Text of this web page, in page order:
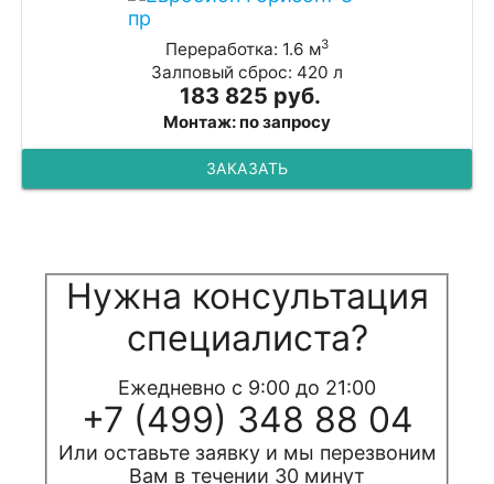
Переработка: 1.6 м3
Залповый сброс: 420 л
183 825 руб.
Монтаж: по запросу
ЗАКАЗАТЬ
Нужна консультация
специалиста?
Ежедневно с 9:00 до 21:00
+7 (499) 348 88 04
Или оставьте заявку и мы перезвоним
Вам в течении 30 минут